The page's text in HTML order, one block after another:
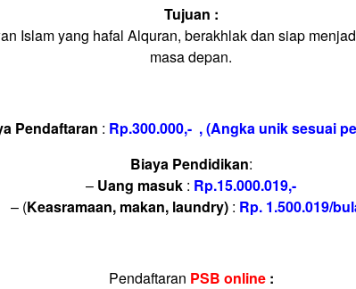
Tujuan :
Islam yang hafal Alquran, berakhlak dan siap
masa depan.
Pendaftaran : Rp.300.000,- , (Angka unik sesuai
Biaya Pendidikan:
– Uang masuk : Rp.15.000.019,-
– (Keasramaan, makan, laundry) : Rp. 1.500.019/
Pendaftaran PSB online: